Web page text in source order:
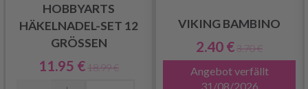
HOBBYARTS
HÄKELNADEL-SET 12
GRÖSSEN
11.95 €18.99 €
VIKING BAMBINO
2.40 €3.70 €
Angebot verfällt
31/08/2026